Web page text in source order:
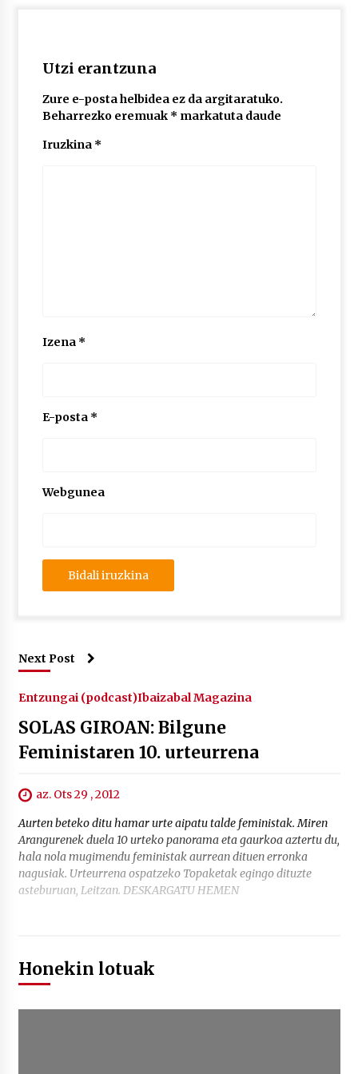
Larunbatean Plentziako Itsas Martxa ospatuko
Utzi erantzuna
Zure e-posta helbidea ez da argitaratuko.
Beharrezko eremuak * markatuta daude
Iruzkina *
Izena *
E-posta *
Webgunea
Next Post
Entzungai (podcast)Ibaizabal Magazina
SOLAS GIROAN: Bilgune
Feministaren 10. urteurrena
az. Ots 29 , 2012
Aurten beteko ditu hamar urte aipatu talde feministak. Miren
Arangurenek duela 10 urteko panorama eta gaurkoa aztertu du,
hala nola mugimendu feministak aurrean dituen erronka
nagusiak. Urteurrena ospatzeko Topaketak egingo dituzte
asteburuan, Leitzan. DESKARGATU HEMEN
Honekin lotuak